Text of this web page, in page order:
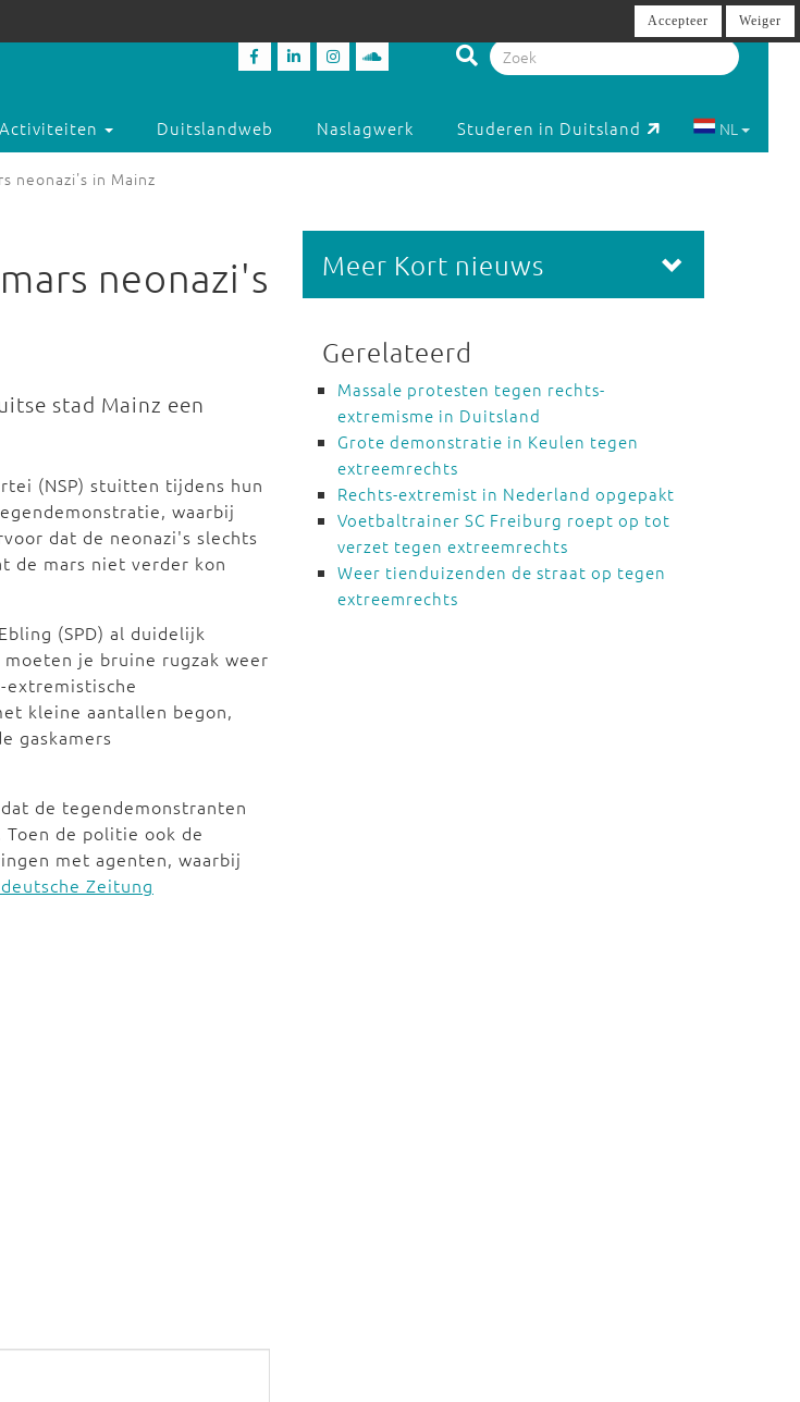
Activiteiten Duitslandweb Naslagwerk Studeren in Duitsland NL
neonazi's in Mainz
neonazi's
stad Mainz een
(NSP) stuitten tijdens hun
waarbij
dat de neonazi's slechts
de mars niet verder kon
(SPD) al duidelijk
je bruine rugzak weer
extremistische
kleine aantallen begon,
gaskamers
de tegendemonstranten
de politie ook de
met agenten, waarbij
Zeitung
Meer Kort nieuws
Gerelateerd
Massale protesten tegen rechts-
extremisme in Duitsland
Grote demonstratie in Keulen tegen
extreemrechts
Rechts-extremist in Nederland opgepakt
Voetbaltrainer SC Freiburg roept op tot
verzet tegen extreemrechts
Weer tienduizenden de straat op tegen
extreemrechts
Accepteer Weiger